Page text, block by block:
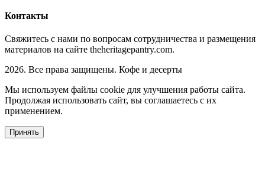
Контакты
Свяжитесь с нами по вопросам сотрудничества и размещения
материалов на сайте theheritagepantry.com.
2026. Все права защищены. Кофе и десерты
Мы используем файлы cookie для улучшения работы сайта.
Продолжая использовать сайт, вы соглашаетесь с их
применением.
Принять